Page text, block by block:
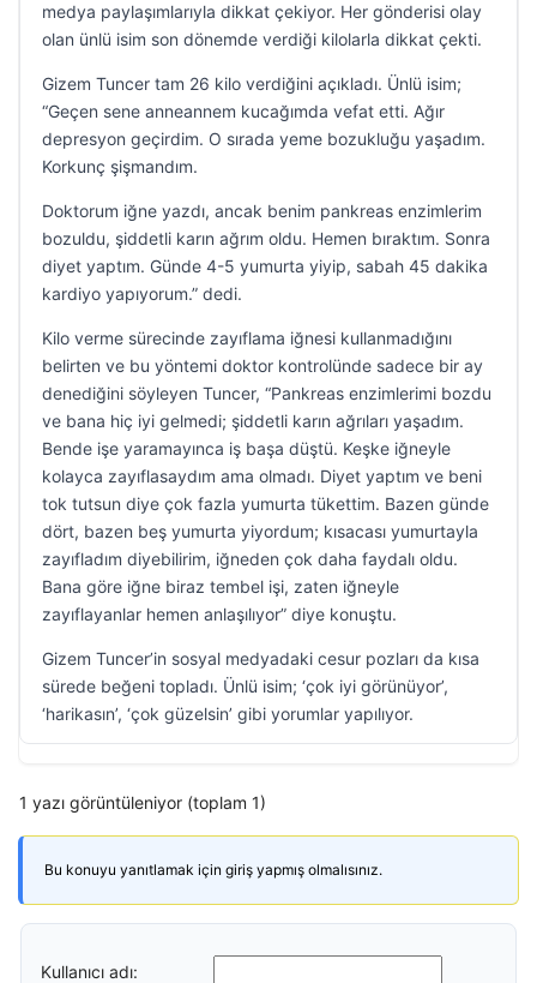
medya paylaşımlarıyla dikkat çekiyor. Her gönderisi olay
olan ünlü isim son dönemde verdiği kilolarla dikkat çekti.
Gizem Tuncer tam 26 kilo verdiğini açıkladı. Ünlü isim;
“Geçen sene anneannem kucağımda vefat etti. Ağır
depresyon geçirdim. O sırada yeme bozukluğu yaşadım.
Korkunç şişmandım.
Doktorum iğne yazdı, ancak benim pankreas enzimlerim
bozuldu, şiddetli karın ağrım oldu. Hemen bıraktım. Sonra
diyet yaptım. Günde 4-5 yumurta yiyip, sabah 45 dakika
kardiyo yapıyorum.” dedi.
Kilo verme sürecinde zayıflama iğnesi kullanmadığını
belirten ve bu yöntemi doktor kontrolünde sadece bir ay
denediğini söyleyen Tuncer, “Pankreas enzimlerimi bozdu
ve bana hiç iyi gelmedi; şiddetli karın ağrıları yaşadım.
Bende işe yaramayınca iş başa düştü. Keşke iğneyle
kolayca zayıflasaydım ama olmadı. Diyet yaptım ve beni
tok tutsun diye çok fazla yumurta tükettim. Bazen günde
dört, bazen beş yumurta yiyordum; kısacası yumurtayla
zayıfladım diyebilirim, iğneden çok daha faydalı oldu.
Bana göre iğne biraz tembel işi, zaten iğneyle
zayıflayanlar hemen anlaşılıyor” diye konuştu.
Gizem Tuncer’in sosyal medyadaki cesur pozları da kısa
sürede beğeni topladı. Ünlü isim; ‘çok iyi görünüyor’,
‘harikasın’, ‘çok güzelsin’ gibi yorumlar yapılıyor.
1 yazı görüntüleniyor (toplam 1)
Bu konuyu yanıtlamak için giriş yapmış olmalısınız.
Kullanıcı adı: